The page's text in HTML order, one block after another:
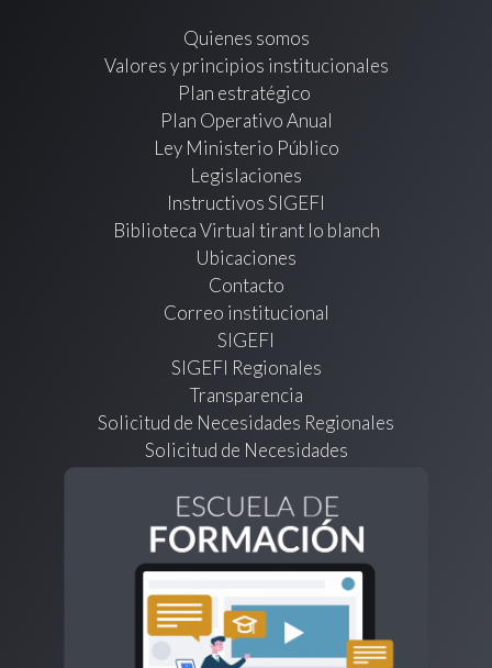
Quienes somos
Valores y principios institucionales
Plan estratégico
Plan Operativo Anual
Ley Ministerio Público
Legislaciones
Instructivos SIGEFI
Biblioteca Virtual tirant lo blanch
Ubicaciones
Contacto
Correo institucional
SIGEFI
SIGEFI Regionales
Transparencia
Solicitud de Necesidades Regionales
Solicitud de Necesidades